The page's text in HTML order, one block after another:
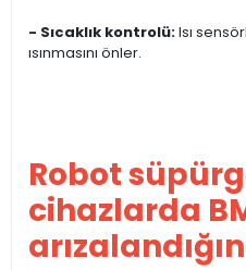
- Sıcaklık kontrolü:Isı
ısınmasını önler.
Robot
cihazlarda